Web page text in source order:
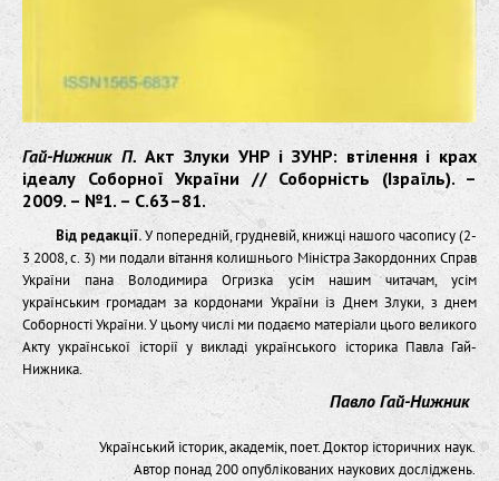
Гай-Нижник П. Акт Злуки УНР і ЗУНР: втілення і крах
ідеалу Соборної України // Соборність (Ізраїль). –
2009. – №1. – С.63–81.
Від редакції.У попередній, грудневій, книжці нашого часопису (2-
3 2008, с. 3) ми подали вітання колишнього Міністра Закордонних Справ
України пана Володимира Огризка усім нашим читачам, усім
українським громадам за кордонами України із Днем Злуки, з днем
Соборності України. У цьому числі ми подаємо матеріали цього великого
Акту української історії у викладі українського історика Павла Гай-
Нижника.
Павло Гай-Нижник
Український історик, академік, поет. Доктор історичних наук.
Автор понад 200 опублікованих наукових досліджень.